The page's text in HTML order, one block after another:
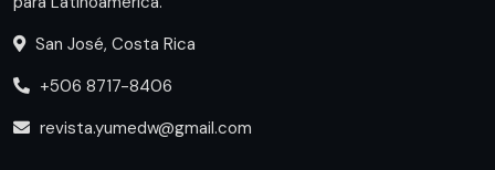
San José, Costa Rica
+506 8717-8406
revista.yumedw@gmail.com